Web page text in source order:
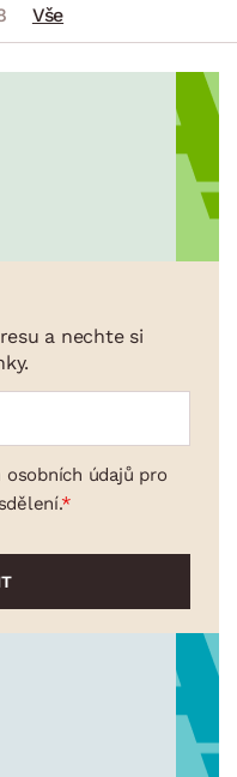
Vše
a nechte si
osobních údajů pro